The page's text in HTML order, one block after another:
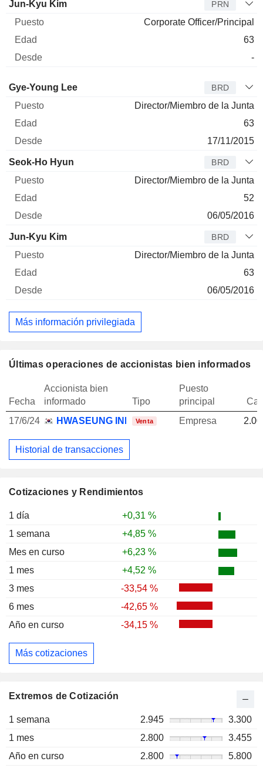
Cotizaciones y Rendimientos
1 día
+0,31 %
1 semana
+4,85 %
Mes en curso
+6,23 %
1 mes
+4,52 %
3 mes
-33,54 %
6 mes
-42,65 %
Año en curso
-34,15 %
Más cotizaciones
Extremos de Cotización
1 semana 2.945
3.300
1 mes
2.800
3.455
Año en curso
2.800
5.800
Jun-Kyu Kim PRN
Corporate Officer/Principal
63
-
Administrador Puesto
Gye-Young Lee BRD
Director/Miembro de la Junta
63
17/11/2015
Seok-Ho Hyun BRD
Director/Miembro de la Junta
52
06/05/2016
Jun-Kyu Kim BRD
Director/Miembro de la Junta
63
06/05/2016
Más información privilegiada
Últimas operaciones de accionistas bien informados
Fecha
Accionista bien
informado
Tipo
Puesto
principal
17/6/24
HWASEUNG INDUSTRIES CO., LTD.
Venta Empresa
Historial de transacciones